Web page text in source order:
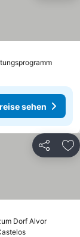
sehen
Teilen
Dorf AlvorPreise